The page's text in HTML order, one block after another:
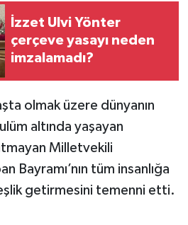
İzzet Ulvi Yönter
çerçeve yasayı neden
imzalamadı?
olmak üzere dünyanın
altında yaşayan
Milletvekili
Bayramı’nın tüm insanlığa
getirmesini temenni etti.